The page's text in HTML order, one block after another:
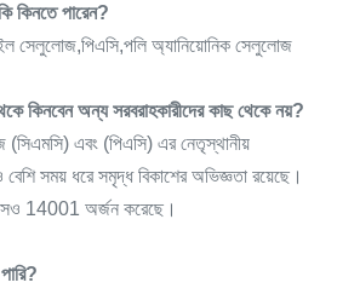
কিনতে পারেন?
সেলুলোজ,পিএসি,পলি অ্যানিয়োনিক সেলুলোজ
কিনবেন অন্য সরবরাহকারীদের কাছ থেকে নয়?
(সিএমসি) এবং (পিএসি) এর নেতৃস্থানীয়
সময় ধরে সমৃদ্ধ বিকাশের অভিজ্ঞতা রয়েছে।
14001 অর্জন করেছে।